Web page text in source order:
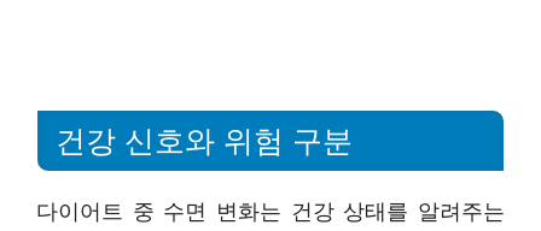
건강 신호와 위험 구분
다이어트 중 수면 변화는 건강 상태를 알려주는